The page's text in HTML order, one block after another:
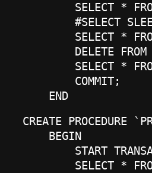
SELECT *
#SELECT
SELECT *
DELETE FROM
SELECT *
        COMMIT;
    END
CREATE PROCEDURE
    BEGIN
START
SELECT *